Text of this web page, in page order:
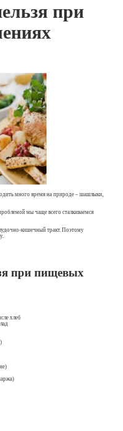
при
много время на природе – шашлыки,
мы чаще всего сталкиваемся
кишечный тракт. Поэтому
при пищевых
хлеб